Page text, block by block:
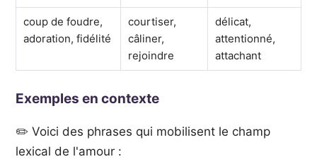
coup de foudre,
adoration, fidélité
courtiser,
câliner,
rejoindre
délicat,
attentionné,
attachant
Exemples en contexte
✏️ Voici des phrases qui mobilisent le champ
lexical de l'amour :